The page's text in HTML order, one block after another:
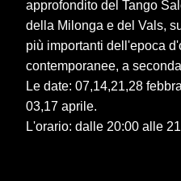
approfondito del Tango
della Milonga e del Vals,
più importanti dell'epoca
contemporanee, a
Le date: 07,14,21,28
03,17 aprile.
L'orario: dalle 20:00 alle